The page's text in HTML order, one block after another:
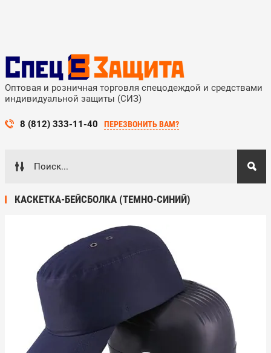
Оптовая и розничная торговля спецодеждой и средствами
индивидуальной защиты (СИЗ)
8 (812) 333-11-40 ПЕРЕЗВОНИТЬ ВАМ?
КАСКЕТКА-БЕЙСБОЛКА (ТЕМНО-СИНИЙ)